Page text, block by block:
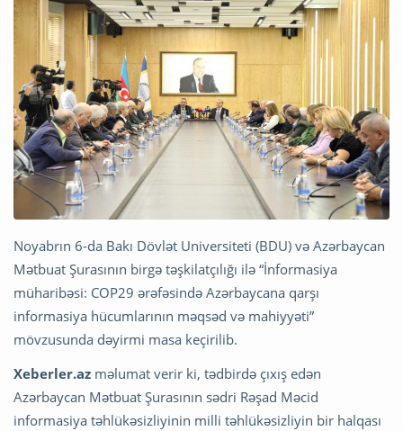
Noyabrın 6-da Bakı Dövlət Universiteti (BDU) və Azərbaycan
Mətbuat Şurasının birgə təşkilatçılığı ilə “İnformasiya
müharibəsi: COP29 ərəfəsində Azərbaycana qarşı
informasiya hücumlarının məqsəd və mahiyyəti”
mövzusunda dəyirmi masa keçirilib.
Xeberler.az məlumat verir ki, tədbirdə çıxış edən
Azərbaycan Mətbuat Şurasının sədri Rəşad Məcid
informasiya təhlükəsizliyinin milli təhlükəsizliyin bir halqası